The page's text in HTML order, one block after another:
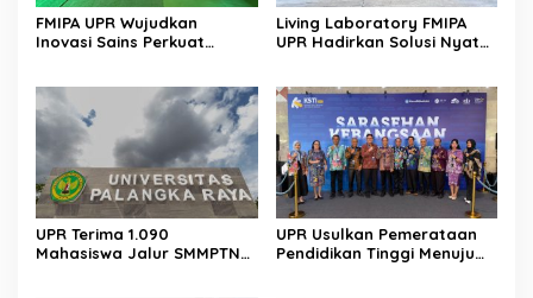
FMIPA UPR Wujudkan
Inovasi Sains Perkuat
Living Laboratory FMIPA
UPR Hadirkan Solusi Nyata
UPR Terima 1.090
Mahasiswa Jalur SMMPTN
UPR Usulkan Pemerataan
Pendidikan Tinggi Menuju